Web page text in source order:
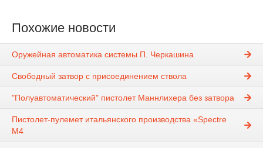
Похожие новости
Оружейная автоматика системы П. Черкашина
Свободный затвор с присоединением ствола
"Полуавтоматический" пистолет Маннлихера без затвора
Пистолет-пулемет итальянского производства «Spectre
M4